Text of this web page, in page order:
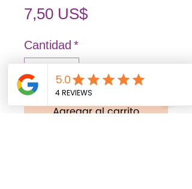
7,50 US$Precio
Cantidad *
Agregar al carrito